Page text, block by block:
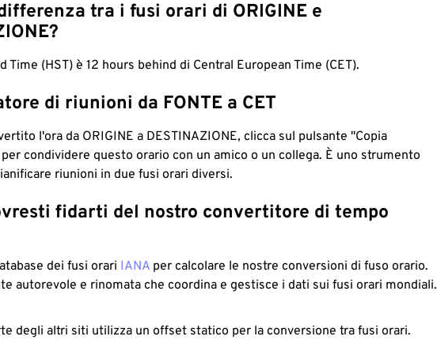
tra i fusi orari di ORIGINE e
Time (HST) è 12 hours behind di Central European Time (CET).
di riunioni da FONTE a CET
l'ora da ORIGINE a DESTINAZIONE, clicca sul pulsante "Copia
condividere questo orario con un amico o un collega. È uno strumento
riunioni in due fusi orari diversi.
fidarti del nostro convertitore di tempo
dei fusi orari IANA per calcolare le nostre conversioni di fuso orario.
autorevole e rinomata che coordina e gestisce i dati sui fusi orari mondiali.
degli altri siti utilizza un offset statico per la conversione tra fusi orari.